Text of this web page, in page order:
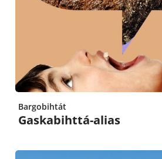
Bargobihtát
Gaskabihttá-alias